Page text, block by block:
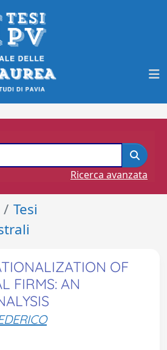
Ricerca avanzata
Tesi
OF
FIRMS: AN